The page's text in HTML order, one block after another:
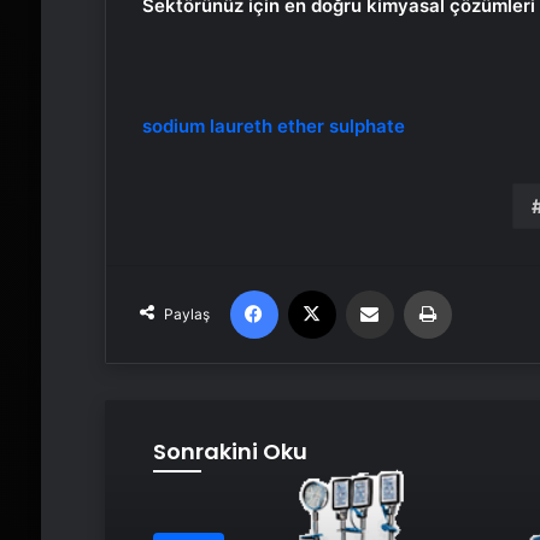
Sektörünüz için en doğru kimyasal
sodium laureth ether sulphate
Paylaş
Facebook Email'den paylaş
Sonrakini Oku